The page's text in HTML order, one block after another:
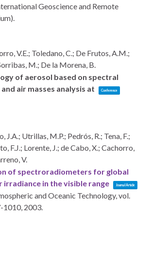
Geoscience and Remote
.
V.E.; Toledano, C.; De Frutos, A.M.;
M.; De la Morena, B.
of aerosol based on spectral
air masses analysis at
Conference
J.A.; Utrillas, M.P.; Pedrós, R.; Tena, F.;
F.J.; Lorente, J.; de Cabo, X.; Cachorro,
V.
of spectroradiometers for global
irradiance in the visible range
Journal Article
and Oceanic Technology,vol.
1010, 2003.